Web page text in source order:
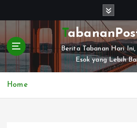
t
c
Berita Tabanan Hari Ini,
Esok yang Lebih
Home